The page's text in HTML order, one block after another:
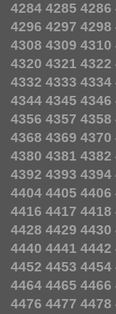
4284 4285 4286
4296 4297 4298
4308 4309 4310
4320 4321 4322
4332 4333 4334
4344 4345 4346
4356 4357 4358
4368 4369 4370
4380 4381 4382
4392 4393 4394
4404 4405 4406
4416 4417 4418
4428 4429 4430
4440 4441 4442
4452 4453 4454
4464 4465 4466
4476 4477 4478